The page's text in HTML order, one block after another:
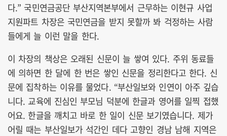
다.” 국민연금공단 부산지역본부에서 근무하는 이현규 사업
지원파트 차장은 국민연금을 받지 못할까 봐 걱정하는 사람
들에게 늘 이런 말을 한다.
이 차장의 책상은 오래된 신문이 늘 쌓여 있다. 주위 동료들
에 의하면 한 달에 한 번은 쌓인 신문을 정리한다고 한다. 신
문에 집착하는 이유를 물었다. “부산일보와 인연이 아주 깊습
니다. 교육에 진심인 부모님 덕분에 한글과 영어를 일찍 접했
어요. 한글을 깨치고 바로 한 일이 신문 보기였습니다. 제가
어릴 때는 부산일보가 석간인 데다 고향인 경남 남해 지역은